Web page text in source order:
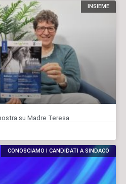
INSIEME
su Madre Teresa
CONOSCIAMO I CANDIDATI A SINDACO